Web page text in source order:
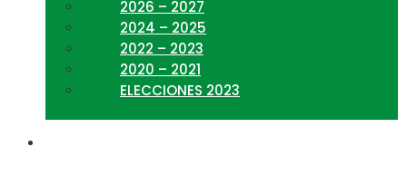
2026 – 2027
2024 – 2025
2022 – 2023
2020 – 2021
ELECCIONES 2023